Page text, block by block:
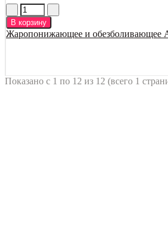
В корзину
Жаропонижающее и обезболивающее
Показано с 1 по 12 из 12 (всего 1